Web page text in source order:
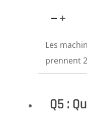
Les
prennent
Q5 :